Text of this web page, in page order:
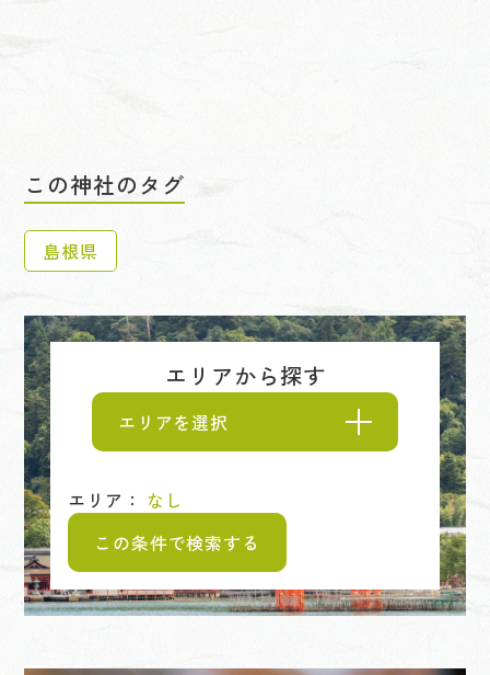
この神社のタグ
島根県
エリアから探す
エリアを選択
エリア： なし
この条件で検索する